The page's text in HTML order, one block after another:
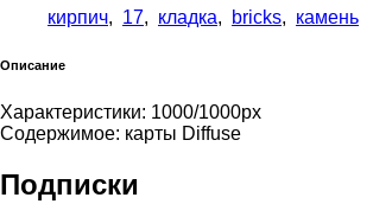
кирпич, 17, кладка, bricks, камень
Описание
Характеристики: 1000/1000px
Содержимое: карты Diffuse
Подписки